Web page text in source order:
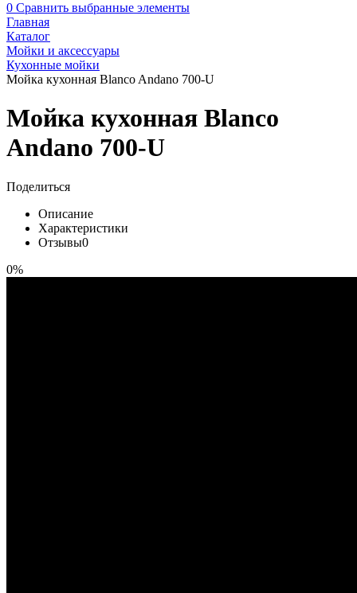
0 Сравнить выбранные элементы
Главная
Каталог
Мойки и аксессуары
Кухонные мойки
Мойка кухонная Blanco Andano 700-U
Мойка кухонная Blanco
Andano 700-U
Поделиться
Описание
Характеристики
Отзывы0
0%